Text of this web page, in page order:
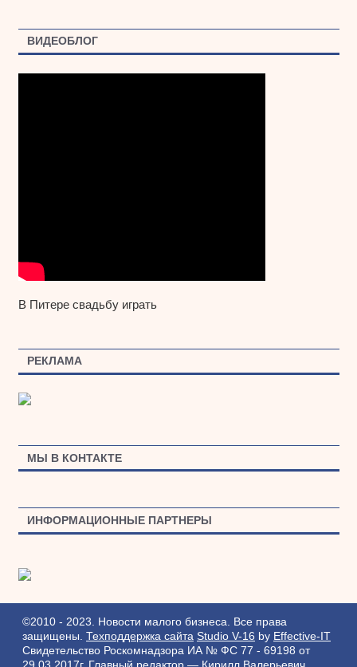
ВИДЕОБЛОГ
В Питере свадьбу играть
РЕКЛАМА
МЫ В КОНТАКТЕ
ИНФОРМАЦИОННЫЕ ПАРТНЕРЫ
©2010 - 2023. Новости малого бизнеса. Все права
защищены. Техподдержка сайта Studio V-16 by Effective-IT
Свидетельство Роскомнадзора ИА № ФС 77 - 69198 от
29.03.2017г.